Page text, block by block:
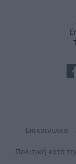
Επικοινωνία
Πολιτική κατά